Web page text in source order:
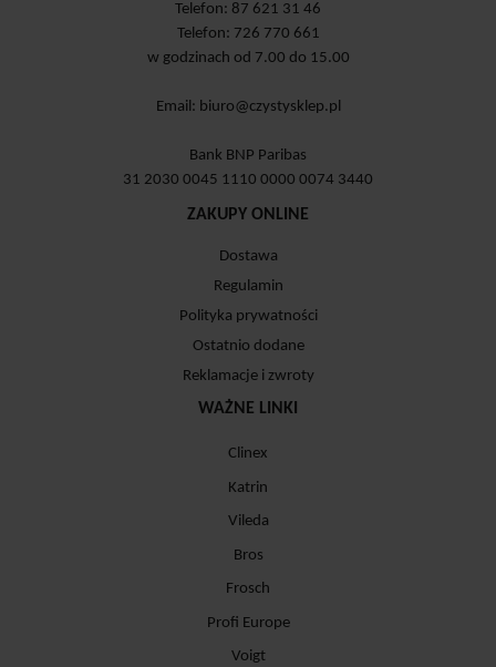
Telefon: 87 621 31 46
Telefon: 726 770 661
w godzinach od 7.00 do 15.00
Email: biuro@czystysklep.pl
Bank BNP Paribas
31 2030 0045 1110 0000 0074 3440
ZAKUPY ONLINE
Dostawa
Regulamin
Polityka prywatności
Ostatnio dodane
Reklamacje i zwroty
WAŻNE LINKI
Clinex
Katrin
Vileda
Bros
Frosch
Profi Europe
Voigt